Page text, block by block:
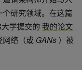
研究领域。在这篇
学提交的 我的论文
网络（或 GANs ）被